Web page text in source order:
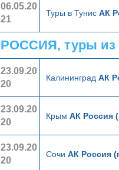
06.05.20
21
Туры в Тунис АК
РОССИЯ, туры
23.09.20
20
Калининград АК
23.09.20
20
Крым АК Россия
23.09.20
20
Сочи АК Россия